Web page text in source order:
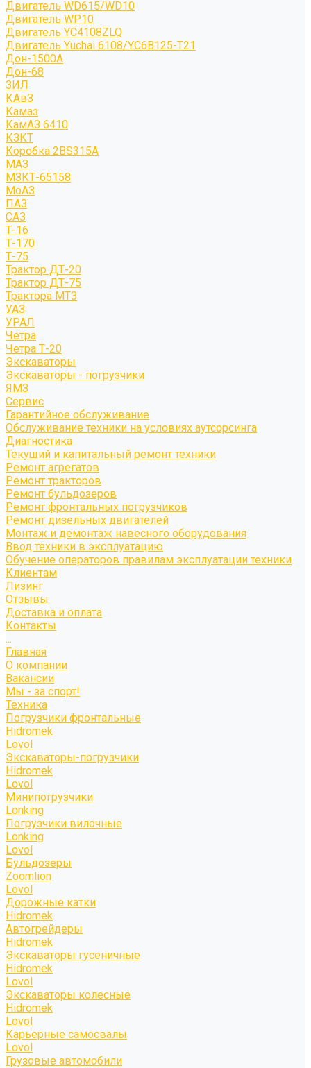
Двигатель WD615/WD10
Двигатель WP10
Двигатель YC4108ZLQ
Двигатель Yuchai 6108/YC6B125-T21
Дон-1500А
Дон-68
ЗИЛ
КАвЗ
Камаз
КамАЗ 6410
КЗКТ
Коробка 2BS315A
МАЗ
МЗКТ-65158
МоАЗ
ПАЗ
САЗ
Т-16
Т-170
Т-75
Трактор ДТ-20
Трактор ДТ-75
Трактора МТЗ
УАЗ
УРАЛ
Четра
Четра Т-20
Экскаваторы
Экскаваторы - погрузчики
ЯМЗ
Сервис
Гарантийное обслуживание
Обслуживание техники на условиях аутсорсинга
Диагностика
Текущий и капитальный ремонт техники
Ремонт агрегатов
Ремонт тракторов
Ремонт бульдозеров
Ремонт фронтальных погрузчиков
Ремонт дизельных двигателей
Монтаж и демонтаж навесного оборудования
Ввод техники в эксплуатацию
Обучение операторов правилам эксплуатации техники
Клиентам
Лизинг
Отзывы
Доставка и оплата
Контакты
...
Главная
О компании
Вакансии
Мы - за спорт!
Техника
Погрузчики фронтальные
Hidromek
Lovol
Экскаваторы-погрузчики
Hidromek
Lovol
Минипогрузчики
Lonking
Погрузчики вилочные
Lonking
Lovol
Бульдозеры
Zoomlion
Lovol
Дорожные катки
Hidromek
Автогрейдеры
Hidromek
Экскаваторы гусеничные
Hidromek
Lovol
Экскаваторы колесные
Hidromek
Lovol
Карьерные самосвалы
Lovol
Грузовые автомобили